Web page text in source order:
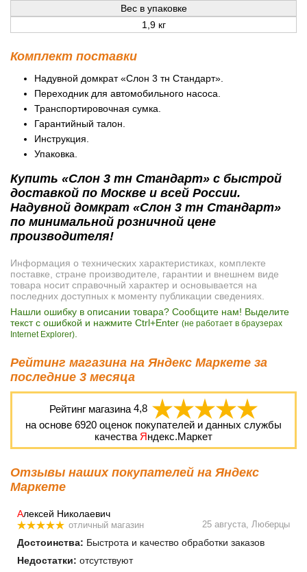
Вес в упаковке
1,9 кг
Комплект поставки
Надувной домкрат «Слон 3 тн Стандарт».
Переходник для автомобильного насоса.
Транспортировочная сумка.
Гарантийный талон.
Инструкция.
Упаковка.
Купить «Слон 3 тн Стандарт» с быстрой
доставкой по Москве и всей России.
Надувной домкрат «Слон 3 тн Стандарт»
по минимальной розничной цене
производителя!
Информация о технических характеристиках, комплекте
поставке, стране производителе, гарантии и внешнем виде
товара носит справочный характер и основывается на
последних доступных к моменту публикации сведениях.
Нашли ошибку в описании товара? Сообщите нам! Выделите
текст с ошибкой и нажмите Ctrl+Enter (не работает в браузерах
Internet Explorer)
Рейтинг магазина на Яндекс Маркете за
последние 3 месяца
Рейтинг магазина 4,8
на основе 6920 оценок покупателей и данных службы
качества Яндекс.Маркет
Отзывы наших покупателей на Яндекс
Маркете
Алексей Николаевич
отличный магазин 25 августа, Люберцы
Достоинства: Быстрота и качество обработки заказов
Недостатки: отсутствуют